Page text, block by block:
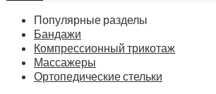
Популярные разделы
Бандажи
Компрессионный трикотаж
Массажеры
Ортопедические стельки